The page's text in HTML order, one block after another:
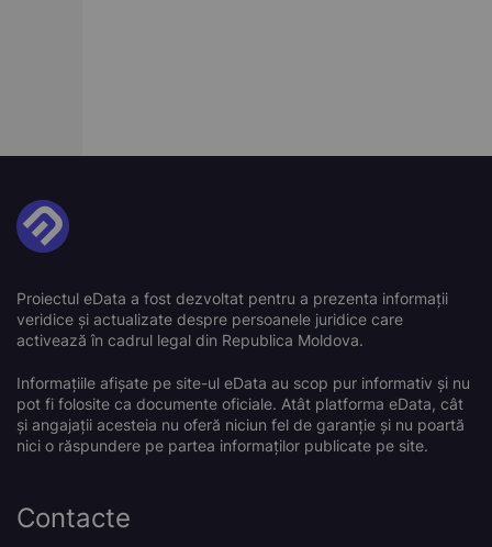
Proiectul eData a fost dezvoltat pentru a prezenta informații
veridice și actualizate despre persoanele juridice care
activează în cadrul legal din Republica Moldova.
Informațiile afișate pe site-ul eData au scop pur informativ și nu
pot fi folosite ca documente oficiale. Atât platforma eData, cât
și angajații acesteia nu oferă niciun fel de garanție și nu poartă
nici o răspundere pe partea informaților publicate pe site.
Contacte